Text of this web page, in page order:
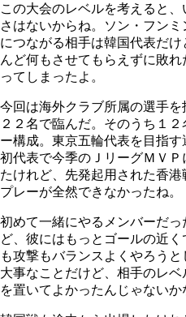
この大会のレベルを考えると
さはないからね。ソン・フン
につながる相手は韓国代表だ
んど何もさせてもらえずに敗
ってしまったよ。
今回は海外クラブ所属の選手
２２名で臨んだ。そのうち１
ー構成。東京五輪代表を目指
初代表で今季のＪリーグＭＶ
たけれど、先発起用された香
プレーが全然できなかったね。
初めて一緒にやるメンバーだ
ど、彼にはもっとゴールの近
も攻撃もバランスよくやろう
大事なことだけど、相手のレ
を置いてよかったんじゃないか